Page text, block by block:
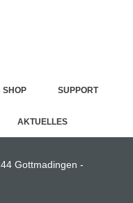
SHOP SUPPORT
AKTUELLES
Gottmadingen -